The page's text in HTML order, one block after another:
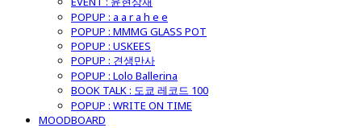
POPUP : a a r a h e e
POPUP : MMMG GLASS POT
POPUP : USKEES
POPUP : 견생만사
POPUP : Lolo Ballerina
BOOK TALK : 도쿄 레코드 100
POPUP : WRITE ON TIME
MOODBOARD